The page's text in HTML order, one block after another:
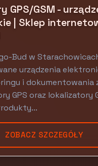
GPS/GSM -
| Sklep
Bud w
urządzenia
i dokumentowania
GPS oraz lokalizatory
ZOBACZ SZCZEGÓŁY